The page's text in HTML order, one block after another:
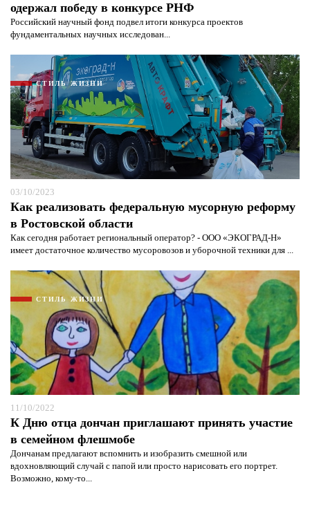
одержал победу в конкурсе РНФ
Российский научный фонд подвел итоги конкурса проектов
фундаментальных научных исследован...
СТИЛЬ ЖИЗНИ
03/10/2023
Как реализовать федеральную мусорную реформу
в Ростовской области
Как сегодня работает региональный оператор? - ООО «ЭКОГРАД-Н»
имеет достаточное количество мусоровозов и уборочной техники для ...
СТИЛЬ ЖИЗНИ
11/10/2022
К Дню отца дончан приглашают принять участие
в семейном флешмобе
Дончанам предлагают вспомнить и изобразить смешной или
вдохновляющий случай с папой или просто нарисовать его портрет.
Возможно, кому-то...